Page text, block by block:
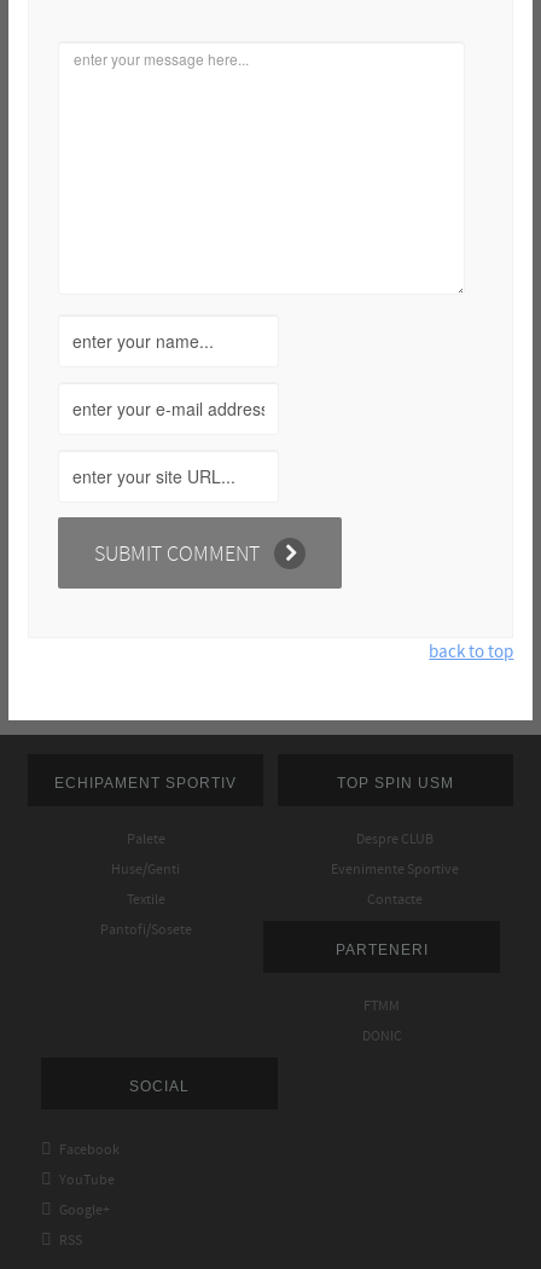
back to top
ECHIPAMENT SPORTIV
Palete
Huse/Genti
Textile
Pantofi/Sosete
TOP SPIN USM
Despre CLUB
Evenimente Sportive
Contacte
PARTENERI
FTMM
DONIC
SOCIAL
 Facebook
 YouTube
 Google+
 RSS